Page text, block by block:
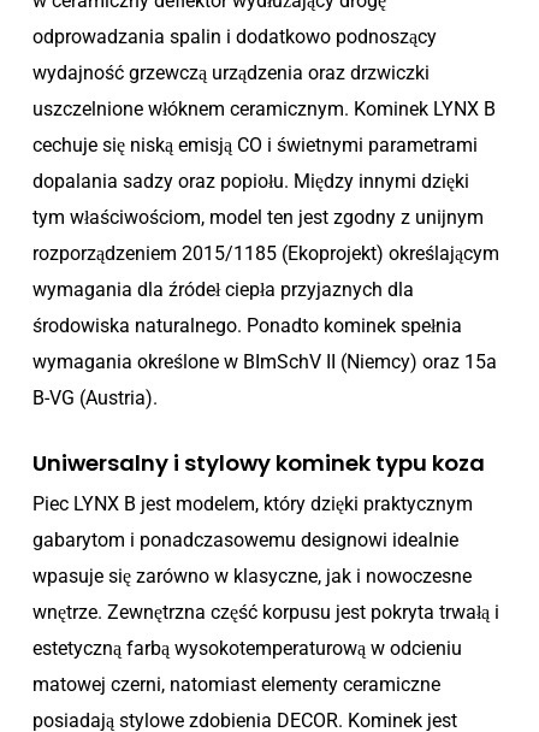
odprowadzania spalin i dodatkowo podnoszący
wydajność grzewczą urządzenia oraz drzwiczki
uszczelnione włóknem ceramicznym. Kominek LYNX B
cechuje się niską emisją CO i świetnymi parametrami
dopalania sadzy oraz popiołu. Między innymi dzięki
tym właściwościom, model ten jest zgodny z unijnym
rozporządzeniem 2015/1185 (Ekoprojekt) określającym
wymagania dla źródeł ciepła przyjaznych dla
środowiska naturalnego. Ponadto kominek spełnia
wymagania określone w BImSchV II (Niemcy) oraz 15a
B-VG (Austria).
Uniwersalny i stylowy kominek typu koza
Piec LYNX B jest modelem, który dzięki praktycznym
gabarytom i ponadczasowemu designowi idealnie
wpasuje się zarówno w klasyczne, jak i nowoczesne
wnętrze. Zewnętrzna część korpusu jest pokryta trwałą i
estetyczną farbą wysokotemperaturową w odcieniu
matowej czerni, natomiast elementy ceramiczne
posiadają stylowe zdobienia DECOR. Kominek jest